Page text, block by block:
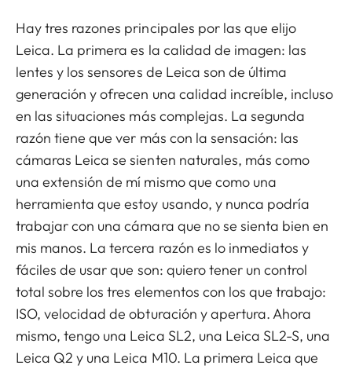
Hay tres razones principales por las que elijo
Leica. La primera es la calidad de imagen: las
lentes y los sensores de Leica son de última
generación y ofrecen una calidad increíble, incluso
en las situaciones más complejas. La segunda
razón tiene que ver más con la sensación: las
cámaras Leica se sienten naturales, más como
una extensión de mí mismo que como una
herramienta que estoy usando, y nunca podría
trabajar con una cámara que no se sienta bien en
mis manos. La tercera razón es lo inmediatos y
fáciles de usar que son: quiero tener un control
total sobre los tres elementos con los que trabajo:
ISO, velocidad de obturación y apertura. Ahora
mismo, tengo una Leica SL2, una Leica SL2-S, una
Leica Q2 y una Leica M10. La primera Leica que